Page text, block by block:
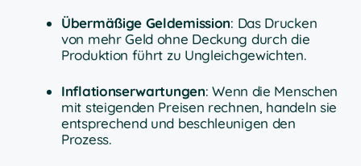
Übermäßige Geldemission: Das Drucken
von mehr Geld ohne Deckung durch die
Produktion führt zu Ungleichgewichten.
Inflationserwartungen: Wenn die Menschen
mit steigenden Preisen rechnen, handeln sie
entsprechend und beschleunigen den
Prozess.